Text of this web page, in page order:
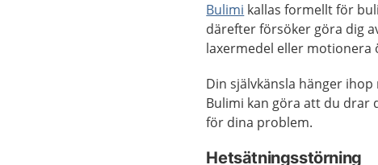
Bulimi kallas formellt för
därefter försöker göra dig
laxermedel eller motionera
Din självkänsla hänger
Bulimi kan göra att du drar
för dina problem.
Hetsätningsstörning